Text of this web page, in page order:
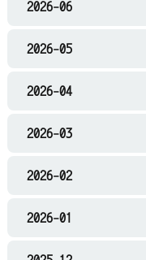
2026-06
2026-05
2026-04
2026-03
2026-02
2026-01